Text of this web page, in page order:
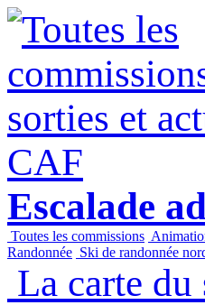
Escalade
Toutes les commissions
Randonnée Ski de randonnée
La carte du